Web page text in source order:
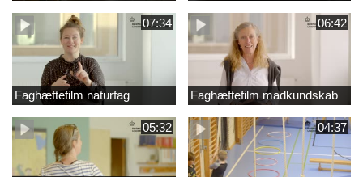
07:34
Faghæftefilm naturfag
06:42
Faghæftefilm madkundskab
05:32 04:37